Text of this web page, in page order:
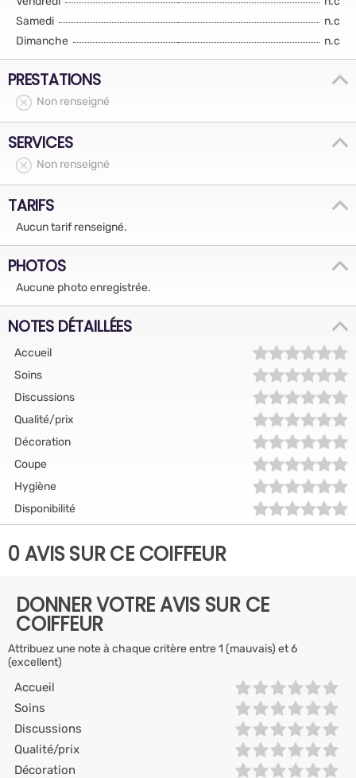
Samedi
n.c
Dimanche
n.c
PRESTATIONS
Non renseigné
SERVICES
Non renseigné
TARIFS
Aucun tarif renseigné.
PHOTOS
Aucune photo enregistrée.
NOTES DÉTAILLÉES
Accueil
Soins
Discussions
Qualité/prix
Décoration
Coupe
Hygiène
Disponibilité
0 AVIS SUR CE COIFFEUR
DONNER VOTRE AVIS SUR CE
COIFFEUR
Attribuez une note à chaque critère entre 1 (mauvais) et 6
(excellent)
Accueil
Soins
Discussions
Qualité/prix
Décoration